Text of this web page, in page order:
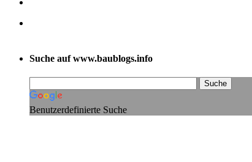
Suche auf www.baublogs.info
Benutzerdefinierte Suche